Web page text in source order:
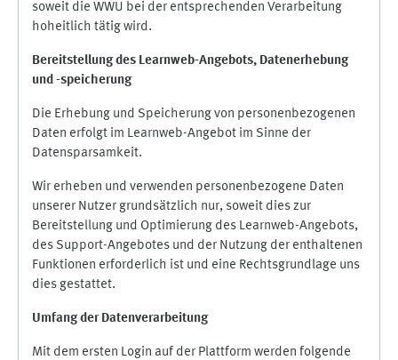
soweit die WWU bei der entsprechenden Verarbeitung
hoheitlich tätig wird.
Bereitstellung des Learnweb-Angebots, Datenerhebung
und -speicherung
Die Erhebung und Speicherung von personenbezogenen
Daten erfolgt im Learnweb-Angebot im Sinne der
Datensparsamkeit.
Wir erheben und verwenden personenbezogene Daten
unserer Nutzer grundsätzlich nur, soweit dies zur
Bereitstellung und Optimierung des Learnweb-Angebots,
des Support-Angebotes und der Nutzung der enthaltenen
Funktionen erforderlich ist und eine Rechtsgrundlage uns
dies gestattet.
Umfang der Datenverarbeitung
Mit dem ersten Login auf der Plattform werden folgende